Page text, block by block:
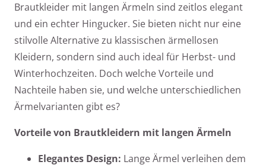
Brautkleider mit langen Ärmeln sind zeitlos elegant
und ein echter Hingucker. Sie bieten nicht nur eine
stilvolle Alternative zu klassischen ärmellosen
Kleidern, sondern sind auch ideal für Herbst- und
Winterhochzeiten. Doch welche Vorteile und
Nachteile haben sie, und welche unterschiedlichen
Ärmelvarianten gibt es?
Vorteile von Brautkleidern mit langen Ärmeln
Elegantes Design: Lange Ärmel verleihen dem